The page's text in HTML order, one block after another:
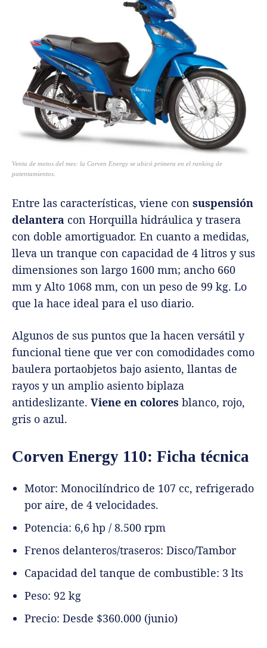
Venta de motos del mes: la Corven Energy se ubicó primera en el ranking de
patentamientos.
Entre las características, viene con suspensión
delantera con Horquilla hidráulica y trasera
con doble amortiguador. En cuanto a medidas,
lleva un tranque con capacidad de 4 litros y sus
dimensiones son largo 1600 mm; ancho 660
mm y Alto 1068 mm, con un peso de 99 kg. Lo
que la hace ideal para el uso diario.
Algunos de sus puntos que la hacen versátil y
funcional tiene que ver con comodidades como
baulera portaobjetos bajo asiento, llantas de
rayos y un amplio asiento biplaza
antideslizante. Viene en colores blanco, rojo,
gris o azul.
Corven Energy 110: Ficha técnica
Motor: Monocilíndrico de 107 cc, refrigerado
por aire, de 4 velocidades.
Potencia: 6,6 hp / 8.500 rpm
Frenos delanteros/traseros: Disco/Tambor
Capacidad del tanque de combustible: 3 lts
Peso: 92 kg
Precio: Desde $360.000 (junio)